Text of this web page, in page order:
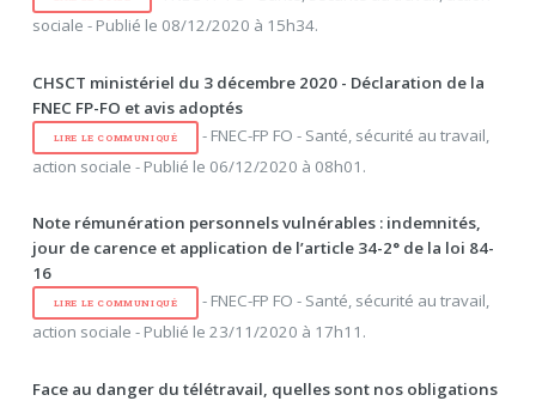
sociale - Publié le 08/12/2020 à 15h34.
CHSCT ministériel du 3 décembre 2020 - Déclaration de la
FNEC FP-FO et avis adoptés
LIRE LE COMMUNIQUÉ
- FNEC-FP FO - Santé, sécurité au travail,
action sociale - Publié le 06/12/2020 à 08h01.
Note rémunération personnels vulnérables : indemnités,
jour de carence et application de l’article 34-2° de la loi 84-
16
LIRE LE COMMUNIQUÉ
- FNEC-FP FO - Santé, sécurité au travail,
action sociale - Publié le 23/11/2020 à 17h11.
Face au danger du télétravail, quelles sont nos obligations